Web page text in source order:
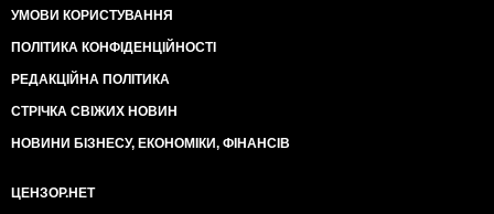
УМОВИ КОРИСТУВАННЯ
ПОЛІТИКА КОНФІДЕНЦІЙНОСТІ
РЕДАКЦІЙНА ПОЛІТИКА
СТРІЧКА СВІЖИХ НОВИН
НОВИНИ БІЗНЕСУ, ЕКОНОМІКИ, ФІНАНСІВ
ЦЕНЗОР.НЕТ